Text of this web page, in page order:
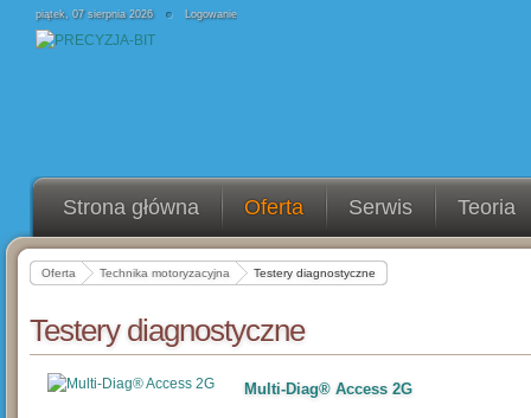
piątek, 07 sierpnia 2026 Logowanie
Strona główna Oferta Serwis Teoria
Oferta Technika motoryzacyjna Testery diagnostyczne
Testery diagnostyczne
Multi-Diag® Access 2G